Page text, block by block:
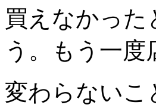
買えなかっ
う。もう一
変わらないこ